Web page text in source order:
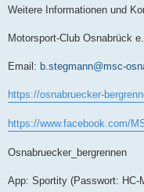
Weitere Informationen und
Motorsport-Club Osnabrück
Email: b.stegmann@msc-
https://osnabruecker-
https://www.facebook.com/
Osnabruecker_bergrennen
App: Sportity (Passwort: HC-